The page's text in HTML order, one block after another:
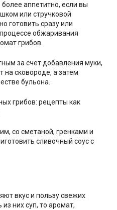
аппетитно, если вы
или стручковой
готовить сразу или
обжаривания
грибов.
за счет добавления муки,
сковороде, а затем
бульона.
со сметаной, гренками и
сливочный соус с
вкус и пользу свежих
них суп, то аромат,